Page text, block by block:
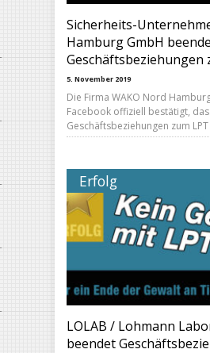
Sicherheits-
Hamburg GmbH
Geschäftsbeziehungen
5. November 2019
Die Firma WAKO Nord
Facebook offiziell bestätigt,
Geschäftsbeziehungen zum
Erfolg
LOLAB / Lohmann
beendet